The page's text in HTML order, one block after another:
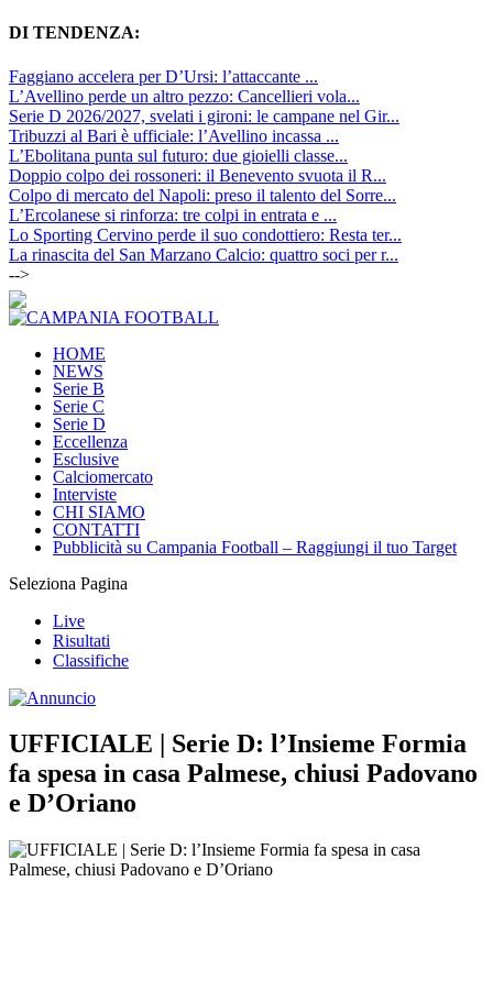
DI TENDENZA:
Faggiano accelera per D’Ursi: l’attaccante ...
L’Avellino perde un altro pezzo: Cancellieri vola...
Serie D 2026/2027, svelati i gironi: le campane nel Gir...
Tribuzzi al Bari è ufficiale: l’Avellino incassa ...
L’Ebolitana punta sul futuro: due gioielli classe...
Doppio colpo dei rossoneri: il Benevento svuota il R...
Colpo di mercato del Napoli: preso il talento del Sorre...
L’Ercolanese si rinforza: tre colpi in entrata e ...
Lo Sporting Cervino perde il suo condottiero: Resta ter...
La rinascita del San Marzano Calcio: quattro soci per r...
-->
HOME
NEWS
Serie B
Serie C
Serie D
Eccellenza
Esclusive
Calciomercato
Interviste
CHI SIAMO
CONTATTI
Pubblicità su Campania Football – Raggiungi il tuo Target
Seleziona Pagina
Live
Risultati
Classifiche
UFFICIALE | Serie D: l’Insieme Formia
fa spesa in casa Palmese, chiusi Padovano
e D’Oriano